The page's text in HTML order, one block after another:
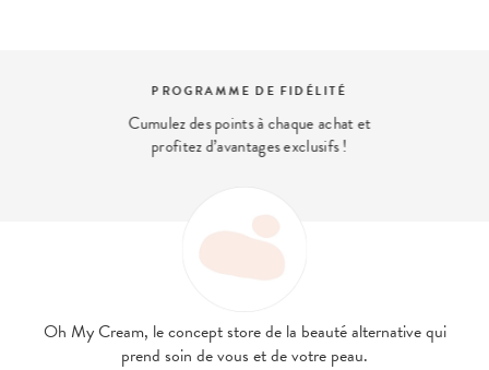
PROGRAMME DE FIDÉLITÉ
Cumulez des points à chaque achat et
profitez d’avantages exclusifs !
Oh My Cream, le concept store de la beauté alternative qui
prend soin de vous et de votre peau.